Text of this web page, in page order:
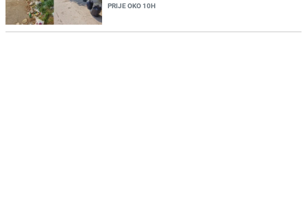
PRIJE OKO 10H